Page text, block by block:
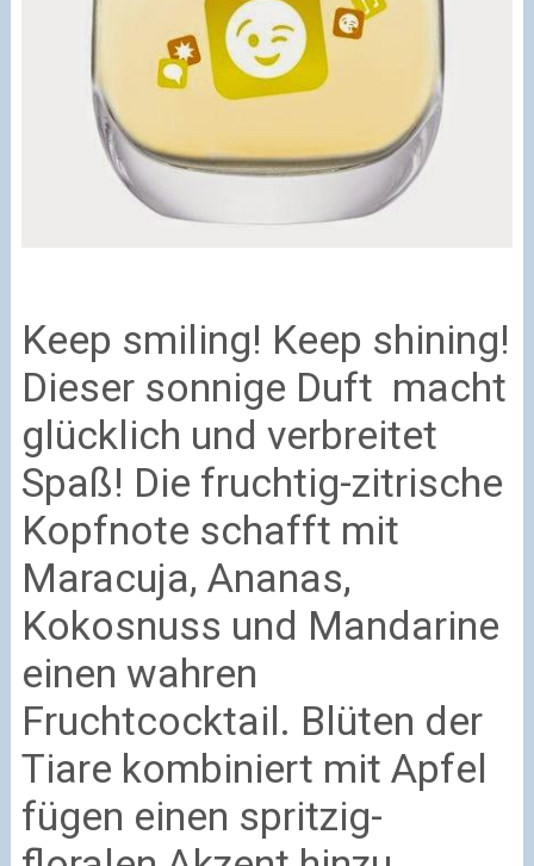
Keep smiling! Keep shining!
Dieser sonnige Duft macht
glücklich und verbreitet
Spaß! Die fruchtig-zitrische
Kopfnote schafft mit
Maracuja, Ananas,
Kokosnuss und Mandarine
einen wahren
Fruchtcocktail. Blüten der
Tiare kombiniert mit Apfel
fügen einen spritzig-